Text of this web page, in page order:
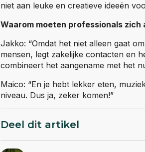
niet aan leuke en creatieve ideeën
Waarom moeten professionals zich
Jakko: “Omdat het niet alleen gaat
mensen, legt zakelijke contacten en
combineert het aangename met het
Maico: “En je hebt lekker eten,
niveau. Dus ja, zeker komen!”
Deel dit artikel